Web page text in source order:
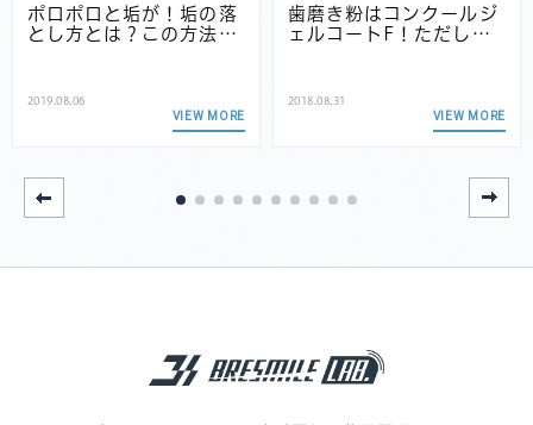
ポロポロと垢が！垢の落
とし方とは？この方法…
2019.08.06
VIEW MORE
歯磨き粉はコンクールジ
ェルコートF！ただし…
2018.08.31
VIEW MORE